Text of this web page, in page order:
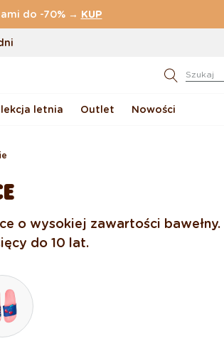
do -70% → KUP
169 zł
nas Szukaj
letnia Outlet Nowości
o wysokiej zawartości bawełny.
do 10 lat.